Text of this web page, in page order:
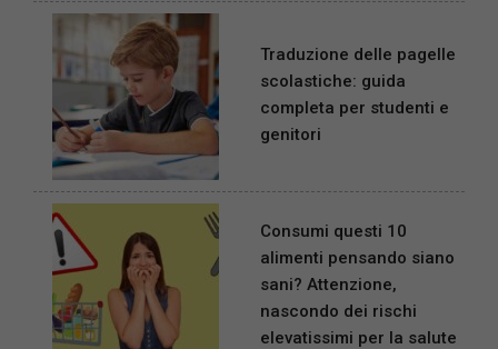
Traduzione delle pagelle
scolastiche: guida
completa per studenti e
genitori
Consumi questi 10
alimenti pensando siano
sani? Attenzione,
nascondo dei rischi
elevatissimi per la salute